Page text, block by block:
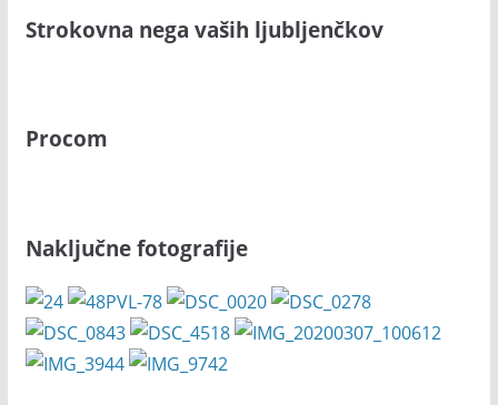
Strokovna nega vaših ljubljenčkov
Procom
Naključne fotografije